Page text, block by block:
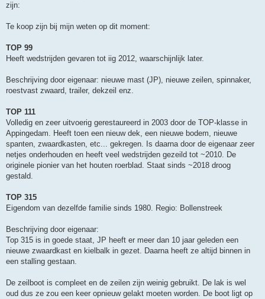
zijn:
Te koop zijn bij mijn weten op dit moment:
TOP 99
Heeft wedstrijden gevaren tot iig 2012, waarschijnlijk later.
Beschrijving door eigenaar: nieuwe mast (JP), nieuwe zeilen, spinnaker,
roestvast zwaard, trailer, dekzeil enz.
TOP 111
Volledig en zeer uitvoerig gerestaureerd in 2003 door de TOP-klasse in
Appingedam. Heeft toen een nieuw dek, een nieuwe bodem, nieuwe
spanten, zwaardkasten, etc... gekregen. Is daarna door de eigenaar zeer
netjes onderhouden en heeft veel wedstrijden gezeild tot ~2010. De
originele pionier van het houten roerblad. Staat sinds ~2018 droog
gestald.
TOP 315
Eigendom van dezelfde familie sinds 1980. Regio: Bollenstreek
Beschrijving door eigenaar:
Top 315 is in goede staat, JP heeft er meer dan 10 jaar geleden een
nieuwe zwaardkast en kielbalk in gezet. Daarna heeft ze altijd binnen in
een stalling gestaan.
De zeilboot is compleet en de zeilen zijn weinig gebruikt. De lak is wel
oud dus ze zou een keer opnieuw gelakt moeten worden. De boot ligt op